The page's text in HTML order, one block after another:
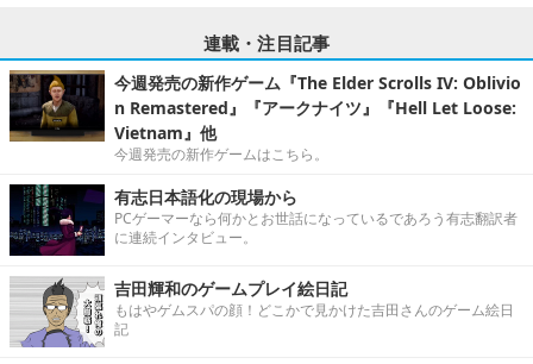
連載・注目記事
今週発売の新作ゲーム『The Elder Scrolls IV: Oblivio
n Remastered』『アークナイツ』『Hell Let Loose:
Vietnam』他
今週発売の新作ゲームはこちら。
有志日本語化の現場から
PCゲーマーなら何かとお世話になっているであろう有志翻訳者
に連続インタビュー。
吉田輝和のゲームプレイ絵日記
もはやゲムスパの顔！どこかで見かけた吉田さんのゲーム絵日
記